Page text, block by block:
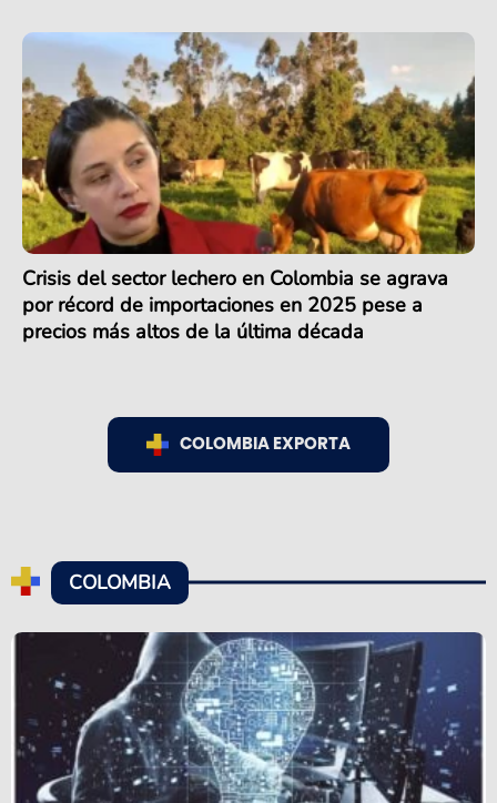
Crisis del sector lechero en Colombia se agrava
por récord de importaciones en 2025 pese a
precios más altos de la última década
COLOMBIA EXPORTA
COLOMBIA